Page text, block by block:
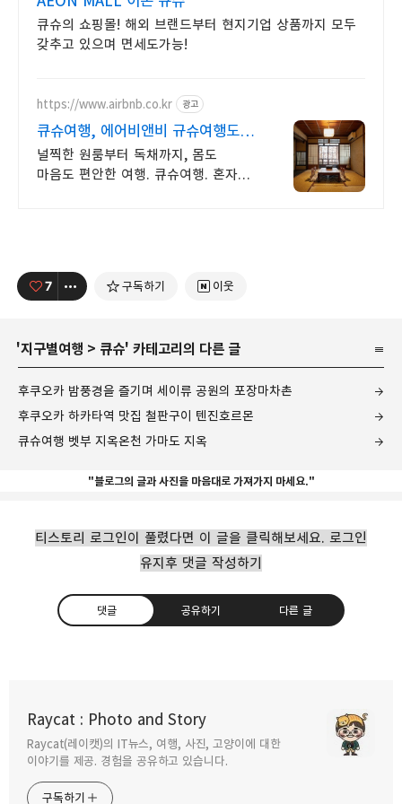
큐슈의 쇼핑몰! 해외 브랜드부터 현지기업 상품까지 모두
갖추고 있으며 면세도가능!
https://www.airbnb.co.kr 광고
큐슈여행, 에어비앤비 규슈여행도
우리집처럼
널찍한 원룸부터 독채까지, 몸도
마음도 편안한 여행. 큐슈여행. 혼자
7 구독하기 이웃
'지구별여행 > 큐슈' 카테고리의 다른 글
후쿠오카 밤풍경을 즐기며 세이류 공원의 포장마차촌
후쿠오카 하카타역 맛집 철판구이 텐진호르몬
큐슈여행 벳부 지옥온천 가마도 지옥
"블로그의 글과 사진을 마음대로 가져가지 마세요."
티스토리 로그인이 풀렸다면 이 글을 클릭해보세요. 로그인
유지후 댓글 작성하기
댓글 공유하기 다른 글
Raycat : Photo and Story
Raycat(레이캣)의 IT뉴스, 여행, 사진, 고양이에 대한
이야기를 제공. 경험을 공유하고 있습니다.
구독하기
구독하기 카카오톡
2017.02.27
후쿠오카 밤풍경을 즐기며 세이류 공원의